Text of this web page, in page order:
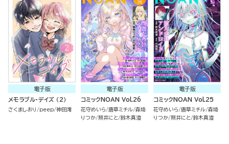
電子版
メモラブル・デイズ （2）
さくましおり peep 神田澪
電子版
コミックNOAN Vol.26
花守めいら 唐草ミチル 森埼
りつか 照井にと 鈴木真澄
電子版
コミックNOAN Vol.25
花守めいら 唐草ミチル 森埼
りつか 照井にと 鈴木真澄